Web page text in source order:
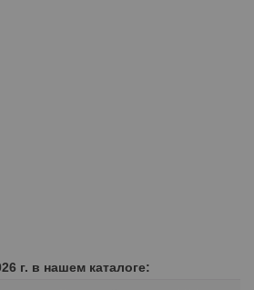
г. в нашем каталоге: